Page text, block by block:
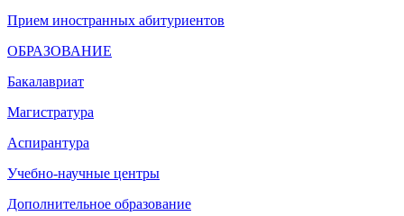
Прием иностранных абитуриентов
ОБРАЗОВАНИЕ
Бакалавриат
Магистратура
Аспирантура
Учебно-научные центры
Дополнительное образование